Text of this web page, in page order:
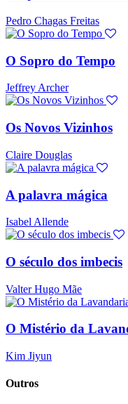
Pedro Chagas Freitas
O Sopro do Tempo
Jeffrey Archer
Os Novos Vizinhos
Claire Douglas
A palavra mágica
Isabel Allende
O século dos imbecis
Valter Hugo Mãe
O Mistério da
Kim Jiyun
Outros